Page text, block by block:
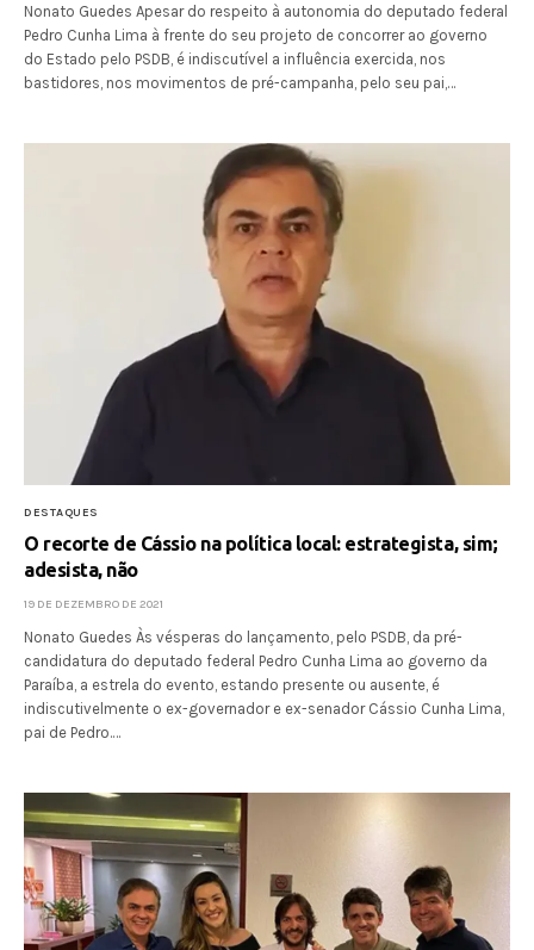
Nonato Guedes Apesar do respeito à autonomia do deputado federal
Pedro Cunha Lima à frente do seu projeto de concorrer ao governo
do Estado pelo PSDB, é indiscutível a influência exercida, nos
bastidores, nos movimentos de pré-campanha, pelo seu pai,…
DESTAQUES
O recorte de Cássio na política local: estrategista, sim;
adesista, não
19 DE DEZEMBRO DE 2021
Nonato Guedes Às vésperas do lançamento, pelo PSDB, da pré-
candidatura do deputado federal Pedro Cunha Lima ao governo da
Paraíba, a estrela do evento, estando presente ou ausente, é
indiscutivelmente o ex-governador e ex-senador Cássio Cunha Lima,
pai de Pedro.…